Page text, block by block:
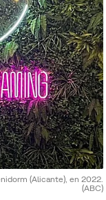
(Alicante), en 2022.
(ABC)